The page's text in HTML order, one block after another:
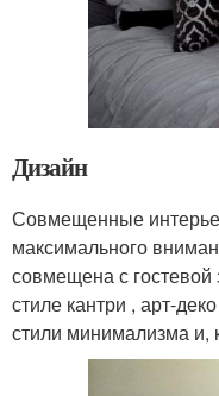
Дизайн
Совмещенные
максимального
совмещена с
стиле кантри , арт-
стили минимализма и,